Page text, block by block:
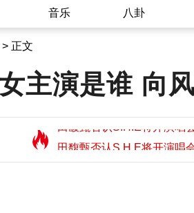
音乐 八卦
> 正文
主演是谁 向
田馥甄否认S.H.E将开演唱
望11:08
田馥甄否认S.H.E将开演唱